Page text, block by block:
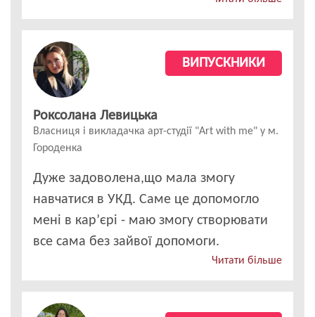
ВИПУСКНИКИ
Роксолана Левицька
Власниця і викладачка арт-студії "Art with me" у м.
Городенка
Дуже задоволена,що мала змогу
навчатися в УКД. Саме це допомогло
мені в кар’єрі - маю змогу створювати
все сама без зайвої допомоги.
Читати більше